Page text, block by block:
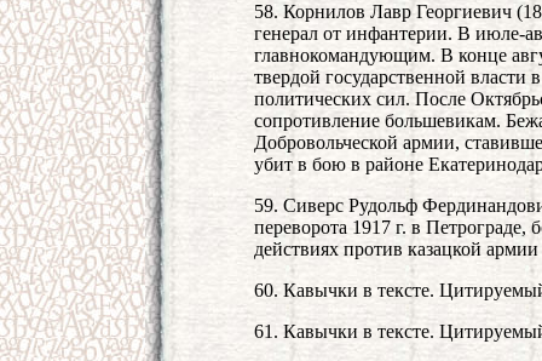
58. Корнилов Лавр Георгиевич
генерал от инфантерии. В июле-
главнокомандующим. В конце
твердой государственной
политических сил. После
сопротивление большевикам.
Добровольческой армии,
убит в бою в районе
59. Сиверс Рудольф
переворота 1917 г. в
действиях против казацкой
60. Кавычки в тексте.
61. Кавычки в тексте.